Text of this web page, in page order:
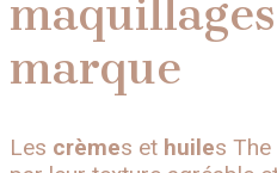
marque
Les crèmes et huiles